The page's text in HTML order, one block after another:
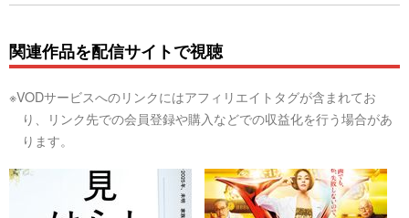
関連作品を配信サイトで視聴
※VODサービスへのリンクにはアフィリエイトタグが含まれてお
り、リンク先での会員登録や購入などでの収益化を行う場合があ
ります。